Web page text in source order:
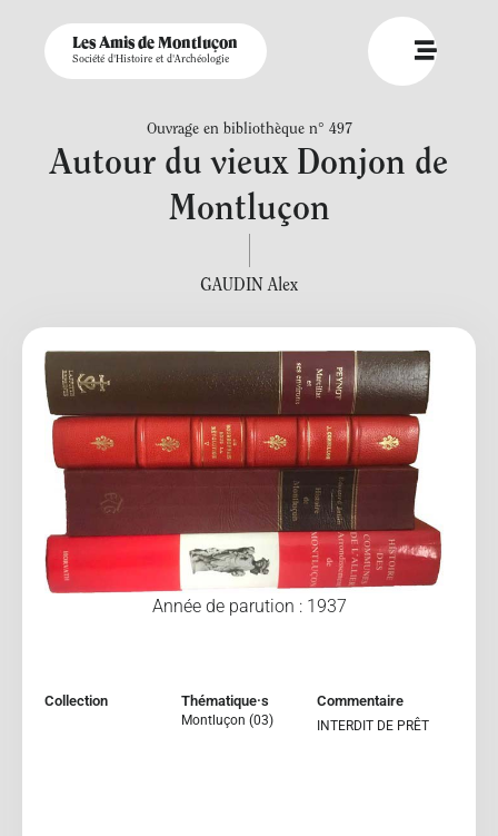
Les Amis de Montluçon
Société d'Histoire et d'Archéologie
Ouvrage en bibliothèque n° 497
Autour du vieux Donjon de
Montluçon
GAUDIN Alex
Année de parution : 1937
Collection Thématique·s
Montluçon (03)
Commentaire
INTERDIT DE PRÊT